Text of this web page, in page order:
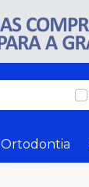
Ortodontia